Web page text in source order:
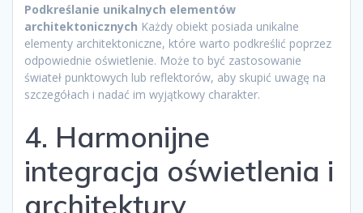
Podkreślanie unikalnych elementów
architektonicznych Każdy obiekt posiada unikalne
elementy architektoniczne, które warto podkreślić poprzez
odpowiednie oświetlenie. Może to być zastosowanie
świateł punktowych lub reflektorów, aby skupić uwagę na
szczegółach i nadać im wyjątkowy charakter.
4. Harmonijne
integracja oświetlenia i
architektury